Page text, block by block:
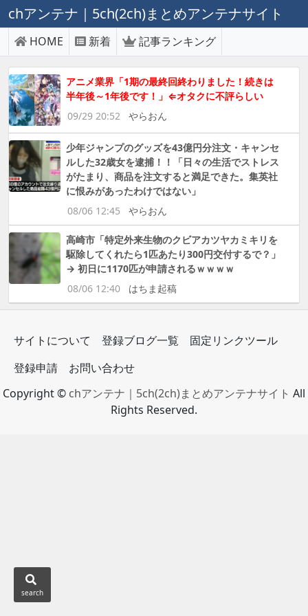
chアンテナ｜5ch(2ch)まとめアンテナサイト
HOME 新着 記事ランキング
アニメ業界「1期の最終回終わりました！続きは
半年後～1年後です！」⇐オタクに不評らしい
09/29 20:52
やらおん
少年ジャンプのグッズを43億円分注文・キャンセ
ルした32歳女を逮捕！！「日々の生活でストレス
がたまり、商品を注文すると満足できた。集英社
に恨みがあったわけではない」
08/06 12:45
やらおん
高崎市「特定外来生物のクビアカツヤカミキリを
駆除してくれたら1匹あたり300円交付するで？」
→ 初日に1170匹が申請されるｗｗｗｗ
08/06 12:40
はちま起稿
サイトについて 登録ブログ一覧
固定リンクツール
登録申請
お問い合わせ
Copyright © chアンテナ｜5ch(2ch)まとめアンテナサイト All
Rights Reserved.
search